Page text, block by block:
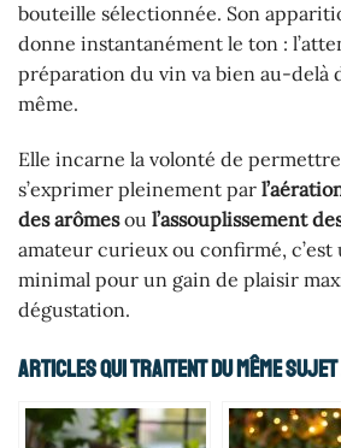
bouteille sélectionnée. Son
donne instantanément le ton :
préparation du vin va bien au-delà
même.
Elle incarne la volonté de
s’exprimer pleinement par
des arômesou l’assouplissement
amateur curieux ou confirmé,
minimal pour un gain de plaisir
dégustation.
Articles Qui Traitent Du Même Sujet